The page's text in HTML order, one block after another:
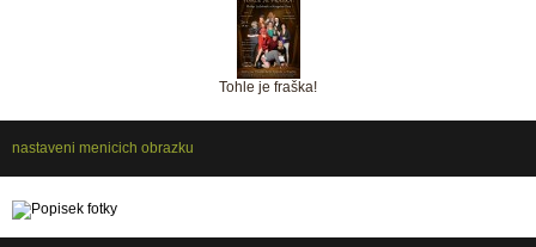
Tohle je fraška!
nastaveni menicich obrazku